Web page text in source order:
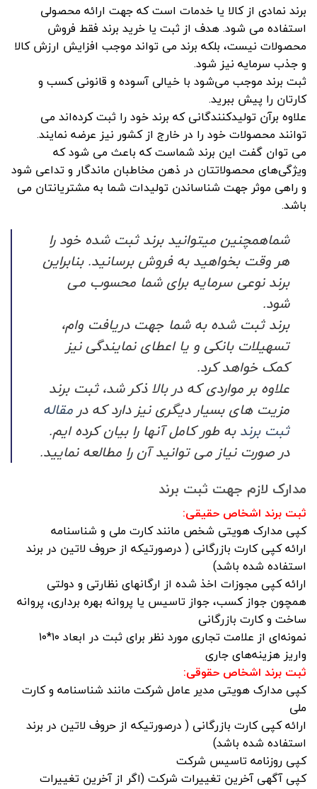
برند نمادی از کالا یا خدمات است که جهت ارائه محصولی
استفاده می شود. هدف از ثبت یا خرید برند فقط فروش
محصولات نیست، بلکه برند می تواند موجب افزایش ارزش کالا
و جذب سرمایه نیز شود.
ثبت برند موجب می‌شود با خیالی آسوده و قانونی کسب و
کارتان را پیش ببرید.
علاوه برآن تولیدکنندگانی که برند خود را ثبت کرده‌اند می
توانند محصولات خود را در خارج از کشور نیز عرضه نمایند.
می توان گفت این برند شماست که باعث می شود که
ویژگی‌های محصولاتتان در ذهن مخاطبان ماندگار و تداعی شود
و راهی موثر جهت شناساندن تولیدات شما به مشتریانتان می
باشد.
شماهمچنین میتوانید برند ثبت شده خود را
هر وقت بخواهید به فروش برسانید. بنابراین
برند نوعی سرمایه برای شما محسوب می
شود.
برند ثبت شده به شما جهت دریافت وام،
تسهیلات بانکی و یا اعطای نمایندگی نیز
کمک خواهد کرد.
علاوه بر مواردی که در بالا ذکر شد، ثبت برند
مزیت های بسیار دیگری نیز دارد که در مقاله
ثبت برندبه طور کامل آنها را بیان کرده ایم.
در صورت نیاز می توانید آن را مطالعه نمایید.
مدارک لازم جهت ثبت برند
ثبت برند اشخاص حقیقی:
کپی مدارک هویتی شخص مانند کارت ملی و شناسنامه
ارائه کپی کارت بازرگانی ( درصورتیکه از حروف لاتین در برند
استفاده شده باشد)
ارائه کپی مجوزات اخذ شده از ارگانهای نظارتی و دولتی
همچون جواز کسب، جواز تاسیس یا پروانه بهره برداری، پروانه
ساخت و کارت بازرگانی
نمونه‌ای از علامت تجاری مورد نظر برای ثبت در ابعاد ۱۰*۱۰
واریز هزینه‌های جاری
ثبت برند اشخاص حقوقی:
کپی مدارک هویتی مدیر عامل شرکت مانند شناسنامه و کارت
ملی
ارائه کپی کارت بازرگانی ( درصورتیکه از حروف لاتین در برند
استفاده شده باشد)
کپی روزنامه تاسیس شرکت
کپی آگهی آخرین تغییرات شرکت (اگر از آخرین تغییرات